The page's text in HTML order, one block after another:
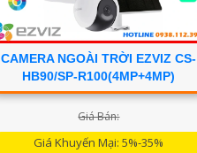
CAMERA NGOÀI TRỜI EZVIZ CS-
HB90/SP-R100(4MP+4MP)
Giá Bán:
Giá Khuyến Mại: 5%-35%